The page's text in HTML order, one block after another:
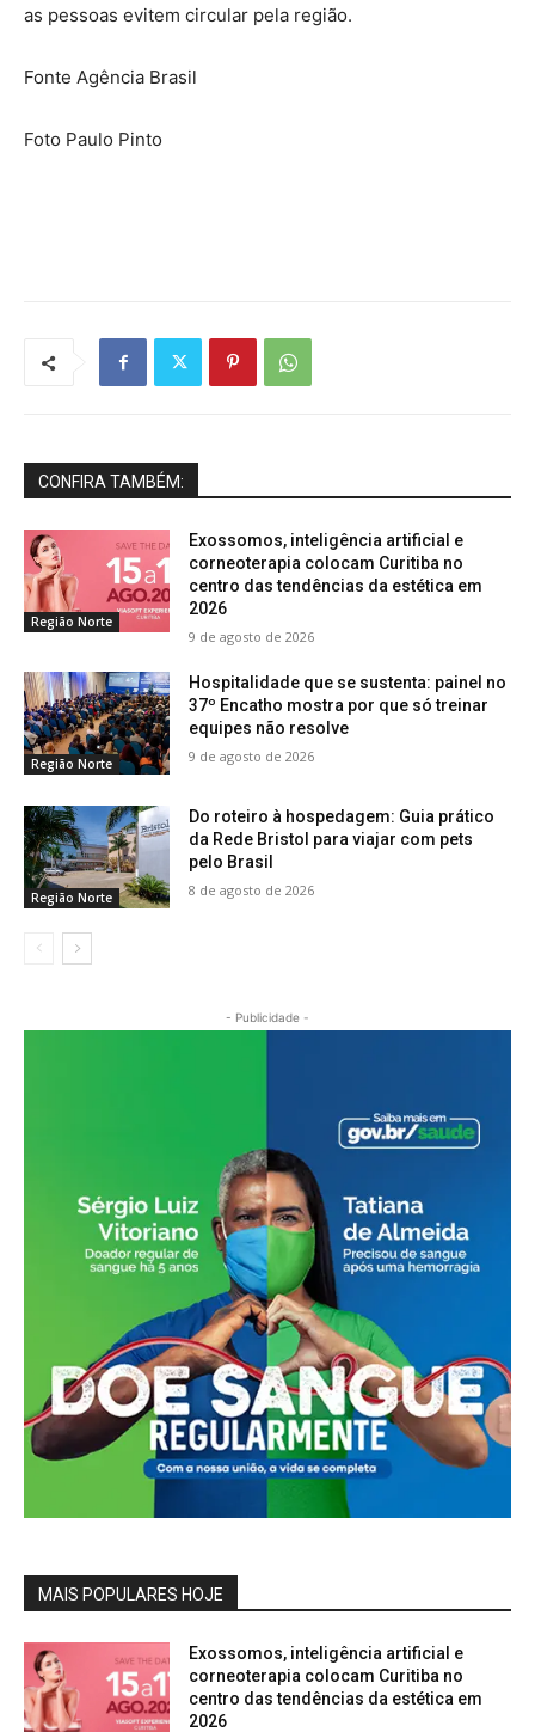
as pessoas evitem circular pela região.
Fonte Agência Brasil
Foto Paulo Pinto
CONFIRA TAMBÉM:
Região Norte
Exossomos, inteligência artificial e
corneoterapia colocam Curitiba no
centro das tendências da estética em
2026
9 de agosto de 2026
Região Norte
Hospitalidade que se sustenta: painel no
37º Encatho mostra por que só treinar
equipes não resolve
9 de agosto de 2026
Região Norte
Do roteiro à hospedagem: Guia prático
da Rede Bristol para viajar com pets
pelo Brasil
8 de agosto de 2026
- Publicidade -
MAIS POPULARES HOJE
Exossomos, inteligência artificial e
corneoterapia colocam Curitiba no
centro das tendências da estética em
2026